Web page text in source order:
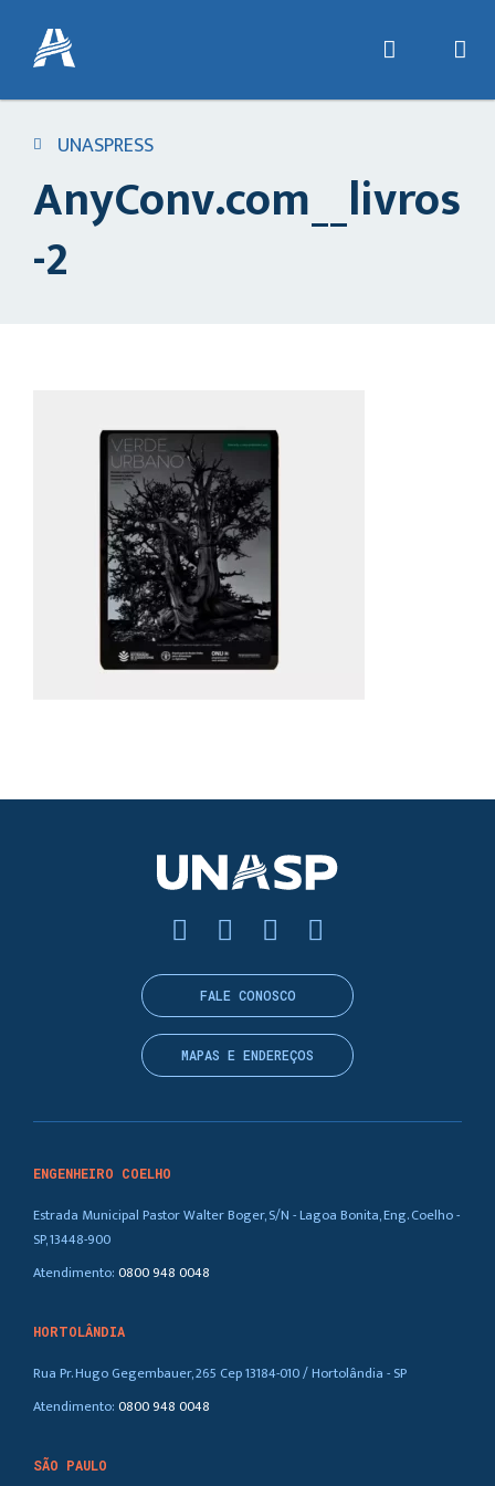
UNASPRESS
AnyConv.com__livros
-2
ENGENHEIRO COELHO
Estrada Municipal Pastor Walter Boger, S/N - Lagoa Bonita, Eng. Coelho -
SP, 13448-900
Atendimento:0800 948 0048
HORTOLÂNDIA
Rua Pr. Hugo Gegembauer, 265 Cep 13184-010 / Hortolândia - SP
Atendimento:0800 948 0048
SÃO PAULO
FALE CONOSCO
MAPAS E ENDEREÇOS